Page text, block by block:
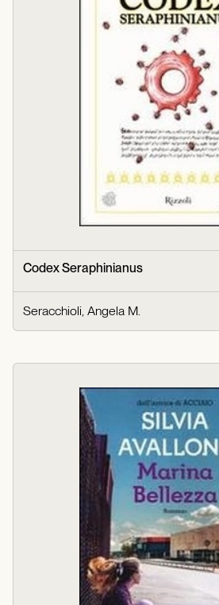
Codex Seraphinianus
Seracchioli, Angela M.